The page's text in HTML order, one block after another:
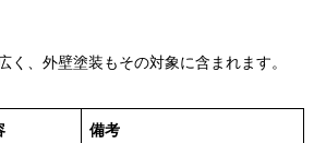
く、外壁塗装もその対象に含まれます。
備考